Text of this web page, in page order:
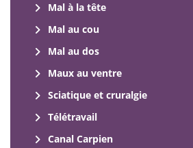
Mal à la tête
Mal au cou
Mal au dos
Maux au ventre
Sciatique et cruralgie
Télétravail
Canal Carpien